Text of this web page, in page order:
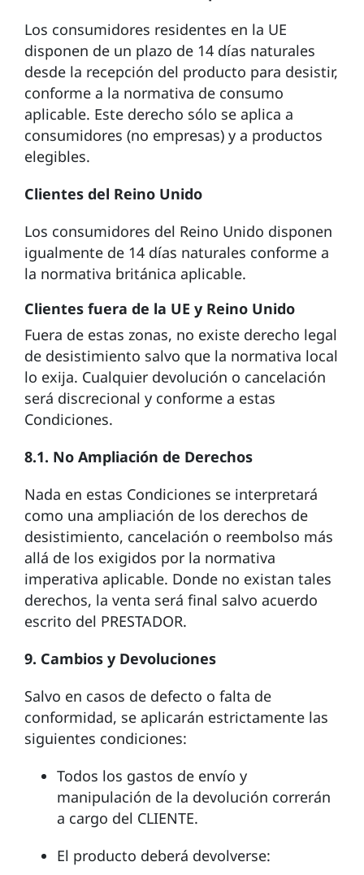
Los consumidores residentes en la UE
disponen de un plazo de 14 días naturales
desde la recepción del producto para desistir,
conforme a la normativa de consumo
aplicable. Este derecho sólo se aplica a
consumidores (no empresas) y a productos
elegibles.
Clientes del Reino Unido
Los consumidores del Reino Unido disponen
igualmente de 14 días naturales conforme a
la normativa británica aplicable.
Clientes fuera de la UE y Reino Unido
Fuera de estas zonas, no existe derecho legal
de desistimiento salvo que la normativa local
lo exija. Cualquier devolución o cancelación
será discrecional y conforme a estas
Condiciones.
8.1. No Ampliación de Derechos
Nada en estas Condiciones se interpretará
como una ampliación de los derechos de
desistimiento, cancelación o reembolso más
allá de los exigidos por la normativa
imperativa aplicable. Donde no existan tales
derechos, la venta será final salvo acuerdo
escrito del PRESTADOR.
9. Cambios y Devoluciones
Salvo en casos de defecto o falta de
conformidad, se aplicarán estrictamente las
siguientes condiciones:
Todos los gastos de envío y
manipulación de la devolución correrán
a cargo del CLIENTE.
El producto deberá devolverse: